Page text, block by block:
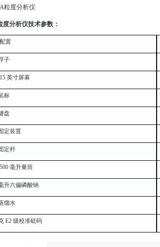
度分析仪技术参数：
置
子
英寸屏幕
标
盘
定装置
定杆
毫升量筒
升六偏磷酸钠
馏水
E2 级校准砝码